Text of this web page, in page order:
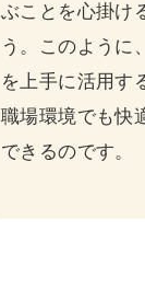
ぶことを心掛け
う。このように
を上手に活用す
職場環境でも快
できるのです。